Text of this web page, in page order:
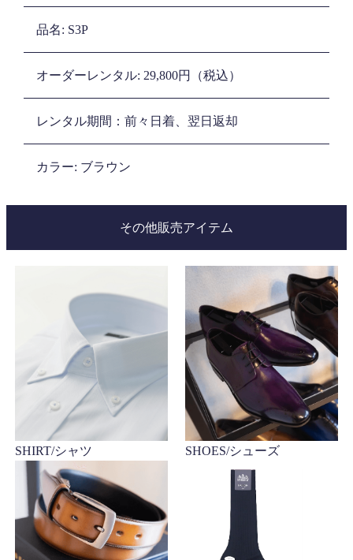
品名: S3P
オーダーレンタル: 29,800円（税込）
レンタル期間：前々日着、翌日返却
カラー: ブラウン
その他販売アイテム
SHIRT/シャツ SHOES/シューズ